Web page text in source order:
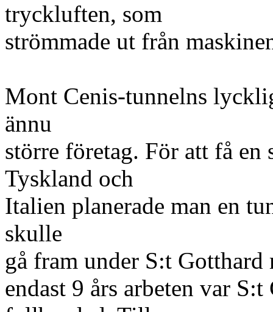
tryckluften, som
strömmade ut från
Mont Cenis-tunnelns
ännu
större företag. För att få
Tyskland och
Italien planerade man en
skulle
gå fram under S:t
endast 9 års arbeten var